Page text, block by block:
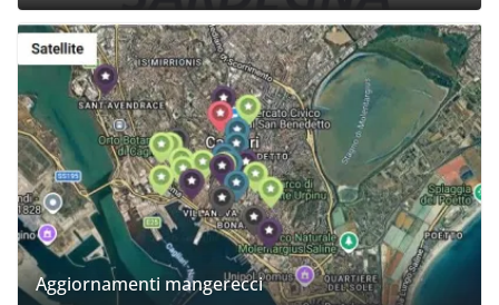
Aggiornamenti mangerecci